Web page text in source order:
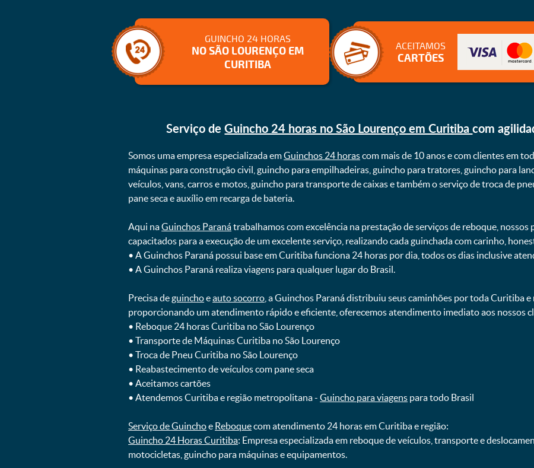
GUINCHO 24 HORAS
NO SÃO LOURENÇO EM
CURITIBA
ACEITAMOS
CARTÕES
Serviço deGuincho 24 horas no São Lourenço em Curitibacom
Somos uma empresa especializada emGuinchos 24 horascom mais de 10 anos e com clientes em
máquinas para construção civil, guincho para empilhadeiras, guincho para tratores, guincho para
veículos, vans, carros e motos, guincho para transporte de caixas e também o serviço de troca de
pane seca e auxílio em recarga de bateria. ㅤㅤ
Aqui naGuinchos Paranátrabalhamos com excelência na prestação de serviços de reboque,
capacitados para a execução de um excelente serviço, realizando cada guinchada com carinho,
ㅤㅤ• A Guinchos Paraná possui base em Curitiba funciona 24 horas por dia, todos os dias inclusive
ㅤㅤ• A Guinchos Paraná realiza viagens para qualquer lugar do Brasil.
Precisa deguinchoeauto socorro , a Guinchos Paraná distribuiu seus caminhões por toda Curitiba
proporcionando um atendimento rápido e eficiente, oferecemos atendimento imediato aos nossos
ㅤㅤ• Reboque 24 horas Curitiba no São Lourenço
ㅤㅤ• Transporte de Máquinas Curitiba no São Lourenço
ㅤㅤ• Troca de Pneu Curitiba no São Lourenço
ㅤㅤ• Reabastecimento de veículos com pane seca
ㅤㅤ• Aceitamos cartões
ㅤㅤ• Atendemos Curitiba e região metropolitana -Guincho para viagens para todo Brasil
Serviço de Guinchoe Reboquecom atendimento 24 horas em Curitiba e região:
Guincho 24 Horas Curitiba: Empresa especializada em reboque de veículos, transporte e
motocicletas, guincho para máquinas e equipamentos.